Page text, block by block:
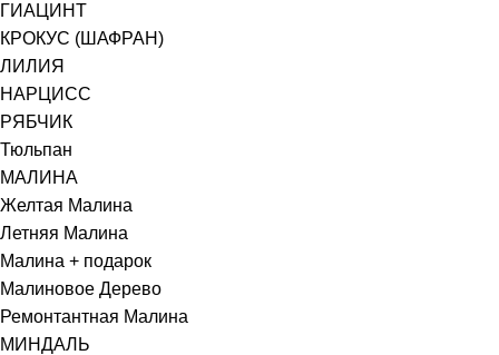
ГИАЦИНТ
КРОКУС (ШАФРАН)
ЛИЛИЯ
НАРЦИСС
РЯБЧИК
Тюльпан
МАЛИНА
Желтая Малина
Летняя Малина
Малина + подарок
Малиновое Дерево
Ремонтантная Малина
МИНДАЛЬ